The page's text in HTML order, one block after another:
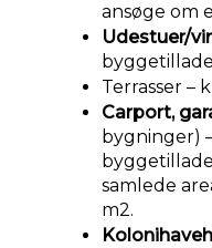
ansøge om
Udestuer/
Terrasser –
Carport,
bygninger)
samlede
m2.